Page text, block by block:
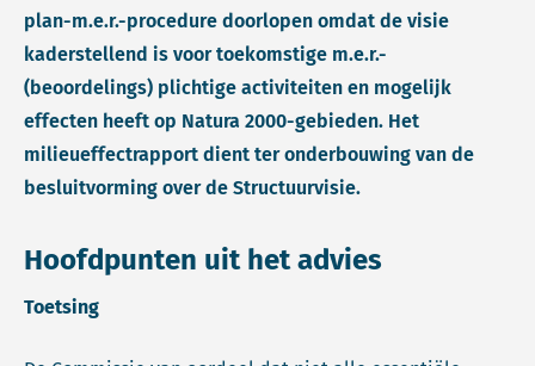
plan-m.e.r.-procedure doorlopen omdat de visie
kaderstellend is voor toekomstige m.e.r.-
(beoordelings) plichtige activiteiten en mogelijk
effecten heeft op Natura 2000-gebieden. Het
milieueffectrapport dient ter onderbouwing van de
besluitvorming over de Structuurvisie.
Hoofdpunten uit het advies
Toetsing